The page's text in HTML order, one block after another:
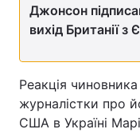
Джонсон
вихід Британії з
Реакція
журналістки про
США в Україні